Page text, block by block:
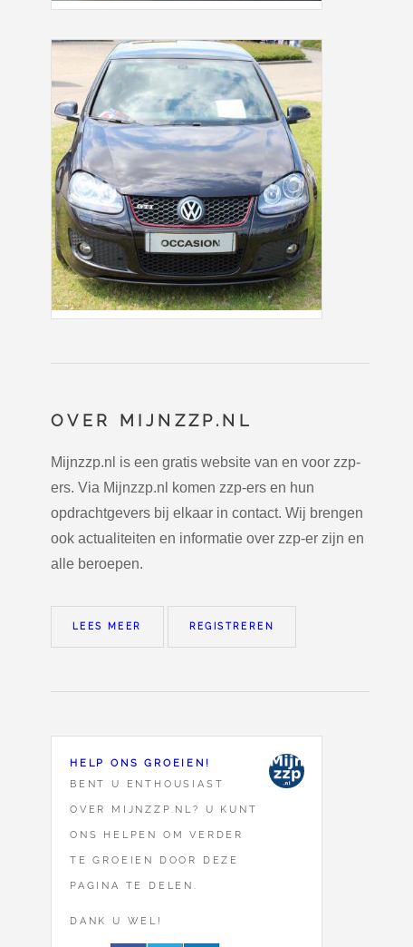
OVER MIJNZZP.NL
Mijnzzp.nl is een gratis website van en voor zzp-
ers. Via Mijnzzp.nl komen zzp-ers en hun
opdrachtgevers bij elkaar in contact. Wij brengen
ook actualiteiten en informatie over zzp-er zijn en
alle beroepen.
LEES MEER REGISTREREN
HELP ONS GROEIEN!
BENT U ENTHOUSIAST
OVER MIJNZZP.NL? U KUNT
ONS HELPEN OM VERDER
TE GROEIEN DOOR DEZE
PAGINA TE DELEN.
DANK U WEL!